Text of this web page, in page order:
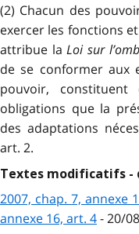
(2) Chacun des
exercer les fonctions
attribue laLoi sur
de se conformer aux
pouvoir,
obligations que la
des adaptations
art. 2.
Textes modificatifs -
2007, chap. 7, annexe
annexe 16, art. 4- 20/